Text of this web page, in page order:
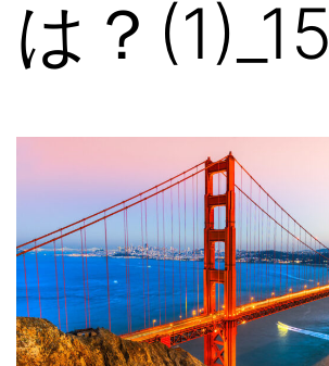
き
の
本
談
は？